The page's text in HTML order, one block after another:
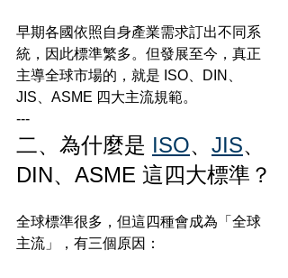
早期各國依照自身產業需求訂出不同系
統，因此標準繁多。但發展至今，真正
主導全球市場的，就是 ISO、DIN、
JIS、ASME 四大主流規範。
---
二、為什麼是 ISO、 JIS、
DIN、ASME 這四大標準？
全球標準很多，但這四種會成為「全球
主流」，有三個原因：